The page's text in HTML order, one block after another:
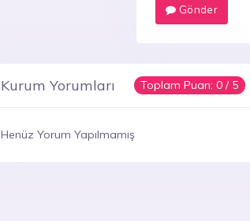
Gönder
Kurum Yorumları Toplam Puan:0 / 5
Henüz Yorum Yapılmamış